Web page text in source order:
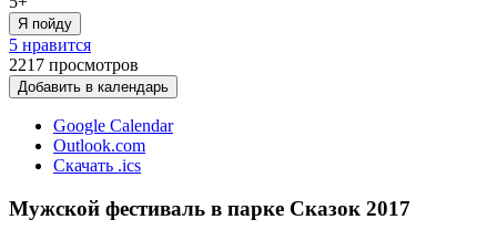
Я пойду
5 нравится
2217 просмотров
Добавить в календарь
Google Calendar
Outlook.com
Скачать .ics
Мужской фестиваль в парке Сказок 2017